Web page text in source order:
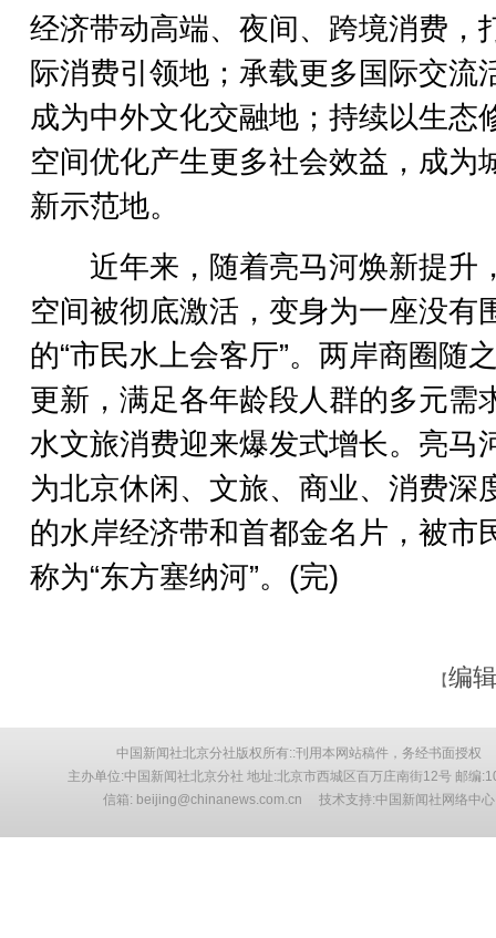
经济带动高端、夜间、跨境消费，
际消费引领地；承载更多国际交流
成为中外文化交融地；持续以生态
空间优化产生更多社会效益，成为
新示范地。
近年来，随着亮马河焕新提升
空间被彻底激活，变身为一座没有
的“市民水上会客厅”。两岸商圈随
更新，满足各年龄段人群的多元需
水文旅消费迎来爆发式增长。亮马
为北京休闲、文旅、商业、消费深
的水岸经济带和首都金名片，被市
称为“东方塞纳河”。(完)
【编
中国新闻社北京分社版权所有::刊用本网站稿件，务经书面授权
主办单位:中国新闻社北京分社 地址:北京市西城区百万庄南街12号 邮编
信箱: beijing@chinanews.com.cn 技术支持:中国新闻社网络中心